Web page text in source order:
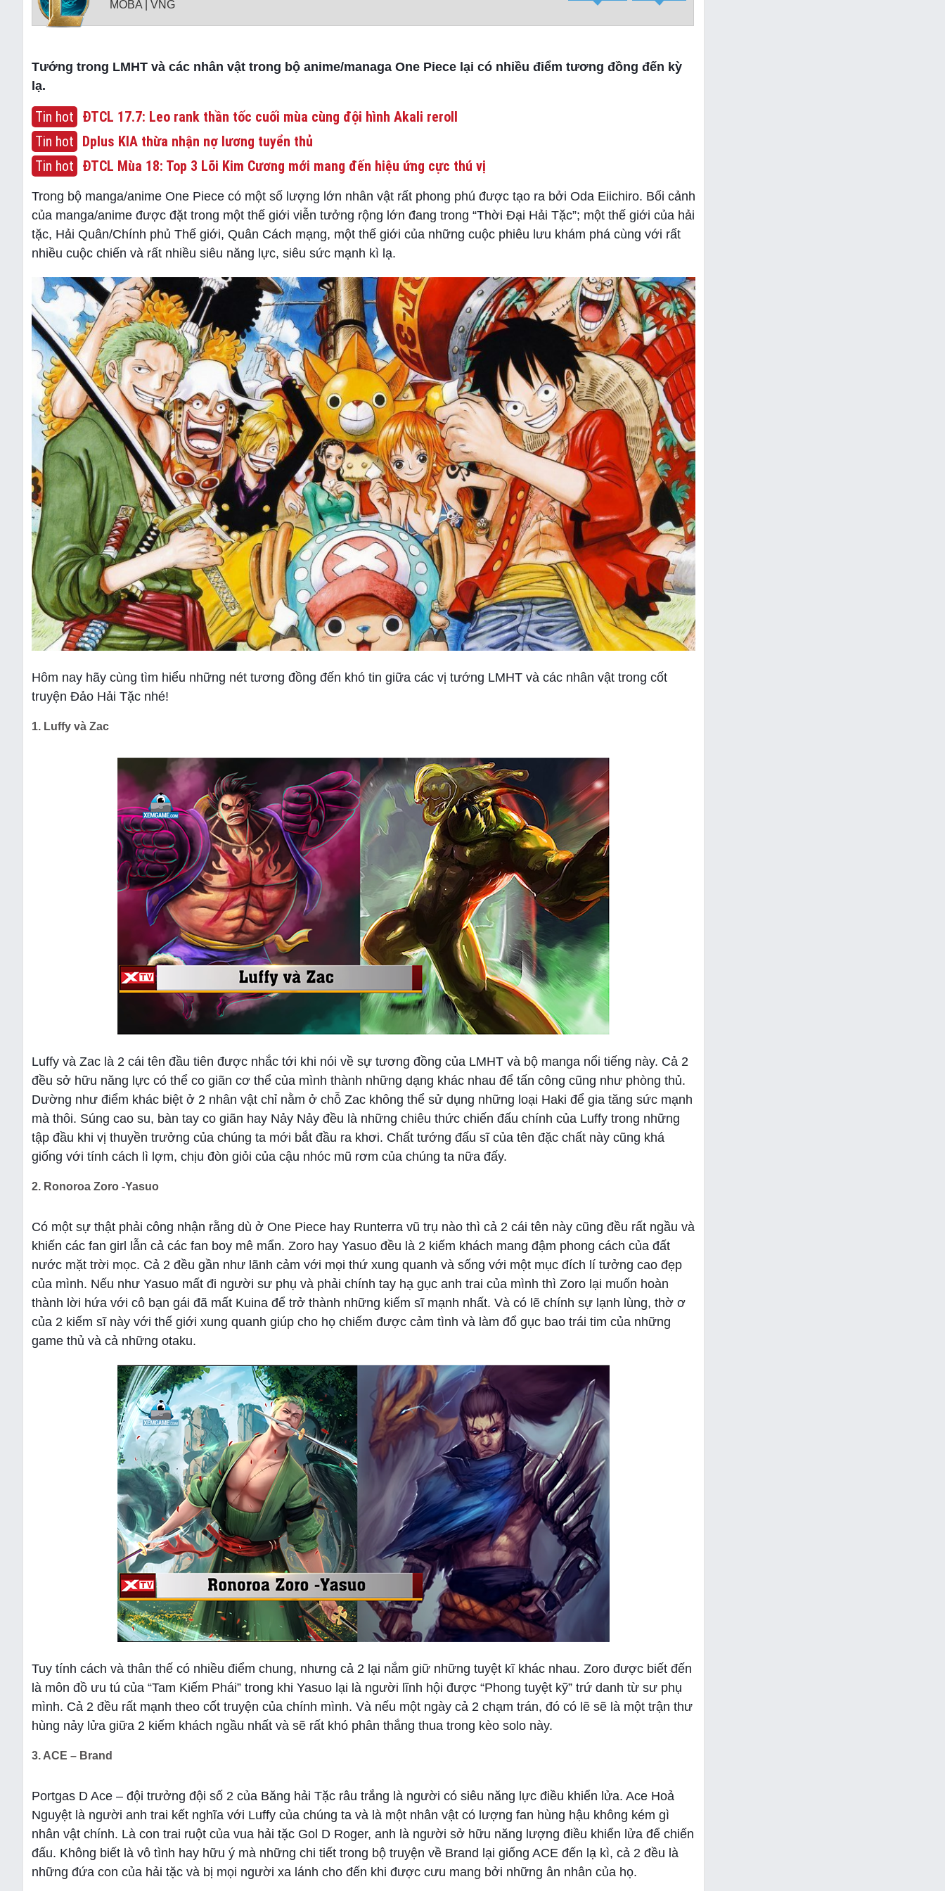
MOBA | VNG
Tướng trong LMHT và các nhân vật trong bộ anime/managa One Piece lại có nhiều điểm tương đồng đến kỳ
lạ.
Tin hot ĐTCL 17.7: Leo rank thần tốc cuối mùa cùng đội hình Akali reroll
Tin hot Dplus KIA thừa nhận nợ lương tuyển thủ
Tin hot ĐTCL Mùa 18: Top 3 Lõi Kim Cương mới mang đến hiệu ứng cực thú vị
Trong bộ manga/anime One Piece có một số lượng lớn nhân vật rất phong phú được tạo ra bởi Oda Eiichiro. Bối cảnh
của manga/anime được đặt trong một thế giới viễn tưởng rộng lớn đang trong “Thời Đại Hải Tặc”; một thế giới của hải
tặc, Hải Quân/Chính phủ Thế giới, Quân Cách mạng, một thế giới của những cuộc phiêu lưu khám phá cùng với rất
nhiều cuộc chiến và rất nhiều siêu năng lực, siêu sức mạnh kì lạ.
Hôm nay hãy cùng tìm hiểu những nét tương đồng đến khó tin giữa các vị tướng LMHT và các nhân vật trong cốt
truyện Đảo Hải Tặc nhé!
1. Luffy và Zac
Luffy và Zac là 2 cái tên đầu tiên được nhắc tới khi nói về sự tương đồng của LMHT và bộ manga nổi tiếng này. Cả 2
đều sở hữu năng lực có thể co giãn cơ thể của mình thành những dạng khác nhau để tấn công cũng như phòng thủ.
Dường như điểm khác biệt ở 2 nhân vật chỉ nằm ở chỗ Zac không thể sử dụng những loại Haki để gia tăng sức mạnh
mà thôi. Súng cao su, bàn tay co giãn hay Nảy Nảy đều là những chiêu thức chiến đấu chính của Luffy trong những
tập đầu khi vị thuyền trưởng của chúng ta mới bắt đầu ra khơi. Chất tướng đấu sĩ của tên đặc chất này cũng khá
giống với tính cách lì lợm, chịu đòn giỏi của cậu nhóc mũ rơm của chúng ta nữa đấy.
2. Ronoroa Zoro -Yasuo
Có một sự thật phải công nhận rằng dù ở One Piece hay Runterra vũ trụ nào thì cả 2 cái tên này cũng đều rất ngầu và
khiến các fan girl lẫn cả các fan boy mê mẩn. Zoro hay Yasuo đều là 2 kiếm khách mang đậm phong cách của đất
nước mặt trời mọc. Cả 2 đều gần như lãnh cảm với mọi thứ xung quanh và sống với một mục đích lí tưởng cao đẹp
của mình. Nếu như Yasuo mất đi người sư phụ và phải chính tay hạ gục anh trai của mình thì Zoro lại muốn hoàn
thành lời hứa với cô bạn gái đã mất Kuina để trở thành những kiếm sĩ mạnh nhất. Và có lẽ chính sự lạnh lùng, thờ ơ
của 2 kiếm sĩ này với thế giới xung quanh giúp cho họ chiếm được cảm tình và làm đổ gục bao trái tim của những
game thủ và cả những otaku.
Tuy tính cách và thân thế có nhiều điểm chung, nhưng cả 2 lại nắm giữ những tuyệt kĩ khác nhau. Zoro được biết đến
là môn đồ ưu tú của “Tam Kiếm Phái” trong khi Yasuo lại là người lĩnh hội được “Phong tuyệt kỹ” trứ danh từ sư phụ
mình. Cả 2 đều rất mạnh theo cốt truyện của chính mình. Và nếu một ngày cả 2 chạm trán, đó có lẽ sẽ là một trận thư
hùng nảy lửa giữa 2 kiếm khách ngầu nhất và sẽ rất khó phân thắng thua trong kèo solo này.
3. ACE – Brand
Portgas D Ace – đội trưởng đội số 2 của Băng hải Tặc râu trắng là người có siêu năng lực điều khiển lửa. Ace Hoả
Nguyệt là người anh trai kết nghĩa với Luffy của chúng ta và là một nhân vật có lượng fan hùng hậu không kém gì
nhân vật chính. Là con trai ruột của vua hải tặc Gol D Roger, anh là người sở hữu năng lượng điều khiển lửa để chiến
đấu. Không biết là vô tình hay hữu ý mà những chi tiết trong bộ truyện về Brand lại giống ACE đến lạ kì, cả 2 đều là
những đứa con của hải tặc và bị mọi người xa lánh cho đến khi được cưu mang bởi những ân nhân của họ.